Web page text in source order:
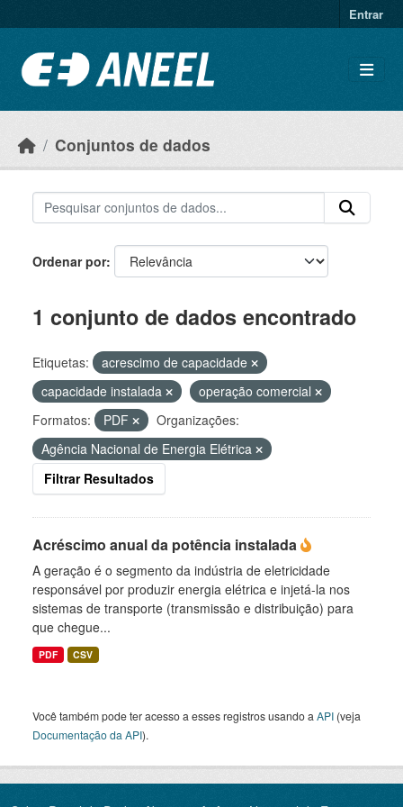
Entrar
Conjuntos de dados
Ordenar por
1 conjunto de dados encontrado
Etiquetas:
acrescimo de capacidade
capacidade instalada
operação comercial
Formatos:
PDF
Organizações:
Agência Nacional de Energia Elétrica
Filtrar Resultados
Acréscimo anual da potência instalada
A geração é o segmento da indústria de eletricidade
responsável por produzir energia elétrica e injetá-la nos
sistemas de transporte (transmissão e distribuição) para
que chegue...
PDF CSV
Você também pode ter acesso a esses registros usando a API (veja
Documentação da API).